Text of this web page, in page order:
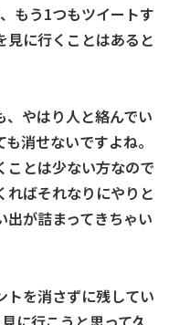
もう1つもツイートす
見に行くことはあると
やはり人と絡んでい
消せないですよね。
ことは少ない方なので
ればそれなりにやりと
出が詰まってきちゃい
トを消さずに残してい